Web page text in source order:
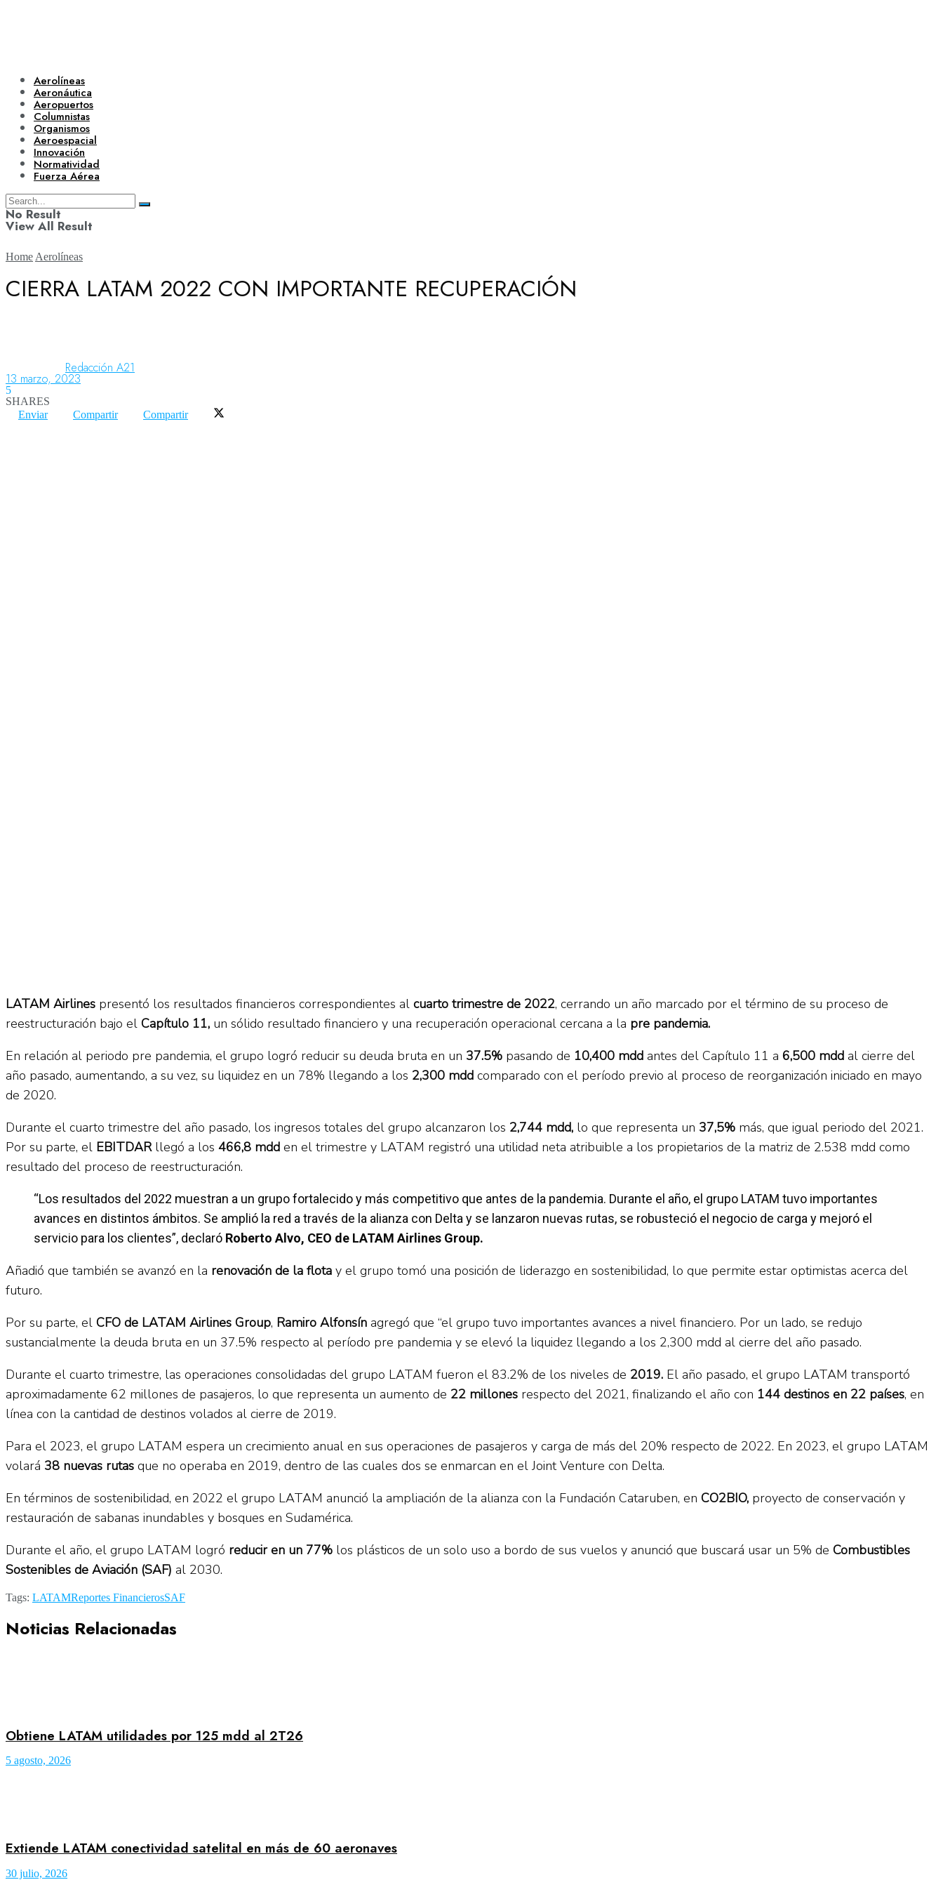
Aerolíneas
Aeronáutica
Aeropuertos
Columnistas
Organismos
Aeroespacial
Innovación
Normatividad
Fuerza Aérea
No Result
View All Result
Aeronáutica
Aeropuertos
Home Aerolíneas
CIERRA LATAM 2022 CON IMPORTANTE RECUPERACIÓN
Redacción A21
13 marzo, 2023
5
SHARES
Enviar
Compartir Compartir
LATAM Airlines presentó los resultados financieros correspondientes al cuarto trimestre de 2022, cerrando un año marcado por el término de su proceso de
reestructuración bajo el Capítulo 11, un sólido resultado financiero y una recuperación operacional cercana a la pre pandemia.
En relación al periodo pre pandemia, el grupo logró reducir su deuda bruta en un 37.5% pasando de 10,400 mdd antes del Capítulo 11 a 6,500 mdd al cierre del
año pasado, aumentando, a su vez, su liquidez en un 78% llegando a los 2,300 mdd comparado con el período previo al proceso de reorganización iniciado en mayo
de 2020.
Durante el cuarto trimestre del año pasado, los ingresos totales del grupo alcanzaron los 2,744 mdd, lo que representa un 37,5% más, que igual periodo del 2021.
Por su parte, el EBITDARllegó a los 466,8 mdd en el trimestre y LATAM registró una utilidad neta atribuible a los propietarios de la matriz de 2.538 mdd como
resultado del proceso de reestructuración.
“Los resultados del 2022 muestran a un grupo fortalecido y más competitivo que antes de la pandemia. Durante el año, el grupo LATAM tuvo importantes
avances en distintos ámbitos. Se amplió la red a través de la alianza con Delta y se lanzaron nuevas rutas, se robusteció el negocio de carga y mejoró el
servicio para los clientes”, declaró Roberto Alvo, CEO de LATAM Airlines Group.
Añadió que también se avanzó en la renovación de la flota y el grupo tomó una posición de liderazgo en sostenibilidad, lo que permite estar optimistas acerca del
futuro.
Por su parte, el CFO de LATAM Airlines Group, Ramiro Alfonsín agregó que “el grupo tuvo importantes avances a nivel financiero. Por un lado, se redujo
sustancialmente la deuda bruta en un 37.5% respecto al período pre pandemia y se elevó la liquidez llegando a los 2,300 mdd al cierre del año pasado.
Durante el cuarto trimestre, las operaciones consolidadas del grupo LATAM fueron el 83.2% de los niveles de 2019. El año pasado, el grupo LATAM transportó
aproximadamente 62 millones de pasajeros, lo que representa un aumento de 22 millones respecto del 2021, finalizando el año con 144 destinos en 22 países, en
línea con la cantidad de destinos volados al cierre de 2019.
Para el 2023, el grupo LATAM espera un crecimiento anual en sus operaciones de pasajeros y carga de más del 20% respecto de 2022. En 2023, el grupo LATAM
volará 38 nuevas rutas que no operaba en 2019, dentro de las cuales dos se enmarcan en el Joint Venture con Delta.
En términos de sostenibilidad, en 2022 el grupo LATAM anunció la ampliación de la alianza con la Fundación Cataruben, en CO2BIO, proyecto de conservación y
restauración de sabanas inundables y bosques en Sudamérica.
Durante el año, el grupo LATAM logró reducir en un 77% los plásticos de un solo uso a bordo de sus vuelos y anunció que buscará usar un 5% de Combustibles
Sostenibles de Aviación (SAF) al 2030.
Tags: LATAMReportes FinancierosSAF
Noticias Relacionadas
Obtiene LATAM utilidades por 125 mdd al 2T26
5 agosto, 2026
Extiende LATAM conectividad satelital en más de 60 aeronaves
30 julio, 2026